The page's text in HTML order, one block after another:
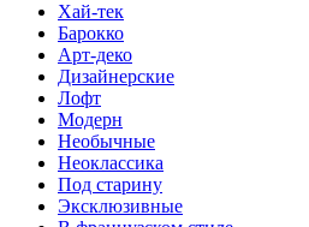
Хай-тек
Барокко
Арт-деко
Дизайнерские
Лофт
Модерн
Необычные
Неоклассика
Под старину
Эксклюзивные